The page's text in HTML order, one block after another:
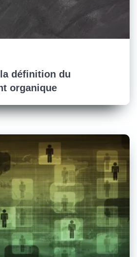
définition du
organique